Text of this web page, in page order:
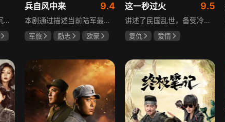
该剧讲述魔头将军强娶沉迷机关术的财迷假千金，两人从契约夫妻起步，在生死局中互扒马甲，爱意与杀意交织共生。过程中他们揭露朝堂阴谋，破解生死乱局，最终共同守护家国太平，融合了权谋、爱情、冒险等多重元素，情节跌宕起伏。
兵自风中来 9.4
本剧通过描述当前陆军最具新型作战特色的特战、空突、侦察、信息等代表性兵种的官兵练兵备战，在历次实战演习中磨砺意志技能、逐渐形成新质作战能力等故事，反映了某集团军党委坚决落实习主席新时代强军思想，着眼打造一流陆军，谋划转型，大力推进战斗力建设的历史担当，浓缩了陆军官兵改革面前备战打仗矢志强军的铁血追求、展现了新时代陆军官兵积极投身军队转型的全新风貌，是一部融合备战打仗、青春成长励志、英雄主义传承，同时将军人荣誉、使命、爱情熔为一炉的军事题材正能量大剧。
军旅 励志
欧豪
这一秒过火 9.5
讲述了民国乱世，备受冷眼的世家少爷慕容清峄与饱受苦难的复仇孤女任素素阴差阳错结缘相识，却因误会含恨而别。两人再重逢，却身份错位，陷入爱恨交织的极限拉扯中。二人历经世事波折与生离死别，最后携手直面乱世危局。
复仇
爱情